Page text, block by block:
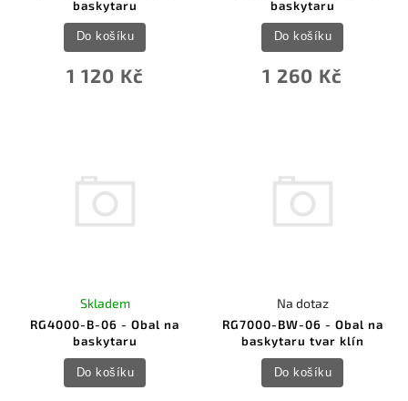
baskytaru
1 120 Kč
Do košíku
baskytaru
1 260 Kč
Do košíku
RG4000-B-06 - Obal na
baskytaru
Skladem
Do košíku
RG7000-BW-06 - Obal na
baskytaru tvar klín
Na dotaz
Do košíku